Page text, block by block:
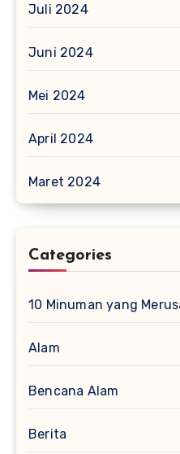
Juli 2024
Juni 2024
Mei 2024
April 2024
Maret 2024
Categories
10 Minuman yang
Alam
Bencana Alam
Berita